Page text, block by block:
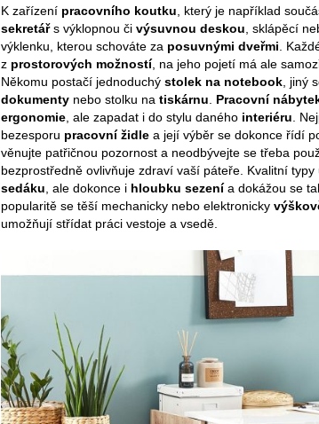
K zařízení pracovního koutku , který je například
sekretářs výklopnou či výsuvnou deskou , sklápěcí
výklenku, kterou schováte za posuvnými dveřmi .
z prostorových možností, na jeho pojetí má ale
Někomu postačí jednoduchý stolek na notebook , jiný
dokumenty nebo stolku na tiskárnu Pracovní
ergonomie , ale zapadat i do stylu daného interiéru .
bezesporu pracovní židle a její výběr se dokonce řídí
věnujte patřičnou pozornost a neodbývejte se třeba
bezprostředně ovlivňuje zdraví vaší páteře. Kvalitní
sedáku , ale dokonce i hloubku sezenía dokážou se
popularitě se těší mechanicky nebo elektronicky
umožňují střídat práci vestoje a vsedě.